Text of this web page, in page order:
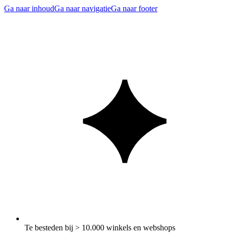
Ga naar inhoudGa naar navigatieGa naar footer
Te besteden bij > 10.000 winkels en webshops